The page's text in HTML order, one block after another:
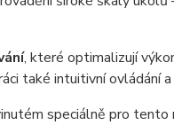
, které optimalizují
také intuitivní ovládání
speciálně pro